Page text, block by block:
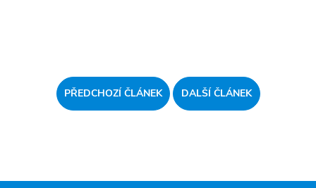
PŘEDCHOZÍ ČLÁNEK DALŠÍ ČLÁNEK